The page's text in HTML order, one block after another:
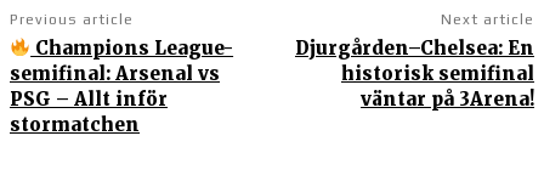
Previous article
Champions League-
semifinal: Arsenal vs
PSG – Allt inför
stormatchen
Next article
Djurgården–Chelsea: En
historisk semifinal
väntar på 3Arena!